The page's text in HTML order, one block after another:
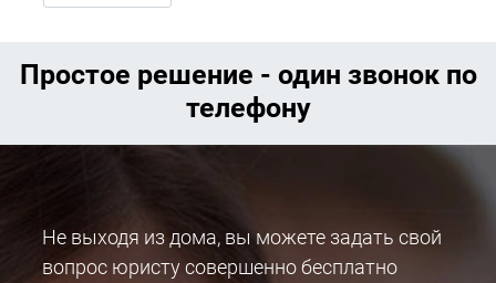
Простое решение - один звонок по
телефону
Не выходя из дома, вы можете задать свой
вопрос юристу совершенно бесплатно